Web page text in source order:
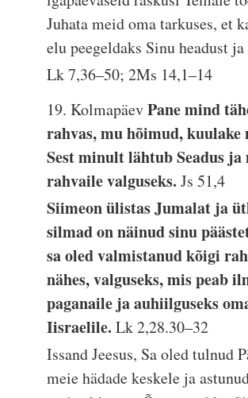
Juhata meid oma tarkuses, et
elu peegeldaks Sinu headust
Lk 7,36–50; 2Ms 14,1–14
19. KolmapäevPane mind
rahvas, mu hõimud, kuulake
Sest minult lähtub Seadus ja
rahvaile valguseks.Js 51,4
Siimeon ülistas Jumalat ja
silmad on näinud sinu
sa oled valmistanud kõigi
nähes, valguseks, mis peab
paganaile ja auhiilguseks
Iisraelile.Lk 2,28.30–32
Issand Jeesus, Sa oled tulnud
meie hädade keskele ja